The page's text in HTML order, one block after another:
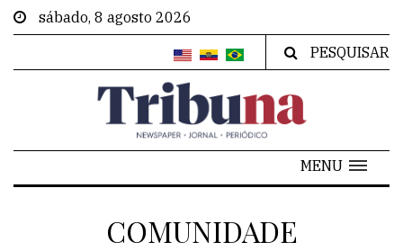
sábado, 8 agosto 2026
PESQUISAR
MENU
COMUNIDADE